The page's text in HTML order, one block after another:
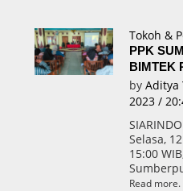
Tokoh &
PPK
BIMTEK
by Aditya
2023 /
Selasa,
15:00
Read more.